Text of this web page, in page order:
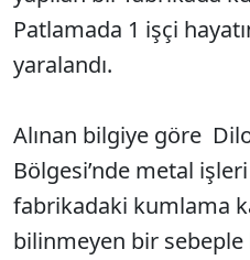
Patlamada 1 işçi
yaralandı.
Alınan bilgiye göre
Bölgesi’nde metal
fabrikadaki kumlama
bilinmeyen bir